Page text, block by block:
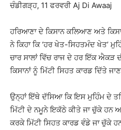
ਚੰਡੀਗੜ੍ਹ, 11 ਫਰਵਰੀ Aj Di Awaaj
ਹਰਿਆਣਾ ਦੇ ਕਿਸਾਨ ਕਲਿਆਣ ਅਤੇ
ਨੇ ਕਿਹਾ ਕਿ ‘ਹਰ ਖੇਤ-ਸਿਹਤਮੰਦ ਖੇਤ’
ਚਾਰ ਸਾਲਾਂ ਵਿੱਚ ਰਾਜ ਦੇ ਹਰ ਇੱਕ ਐਕੜ
ਕਿਸਾਨਾਂ ਨੂੰ ਮਿੱਟੀ ਸਿਹਤ ਕਾਰਡ ਦਿੱਤੇ
ਉਨ੍ਹਾਂ ਇੱਥੇ ਦੱਸਿਆ ਕਿ ਇਸ ਮੁਹਿੰਮ ਦੇ
ਮਿੱਟੀ ਦੇ ਨਮੂਨੇ ਇਕੱਠੇ ਕੀਤੇ ਜਾ ਚੁੱਕੇ ਹਨ
ਕਰਕੇ ਮਿੱਟੀ ਸਿਹਤ ਕਾਰਡ ਵੰਡੇ ਜਾ ਚੁੱਕੇ